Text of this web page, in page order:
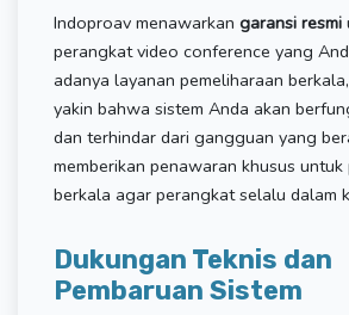
Indoproav menawarkan garansi resmi
perangkat video conference yang
adanya layanan pemeliharaan
yakin bahwa sistem Anda akan
dan terhindar dari gangguan yang
memberikan penawaran khusus
berkala agar perangkat selalu dalam
Dukungan Teknis dan
Pembaruan Sistem